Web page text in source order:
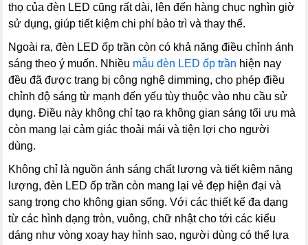
thọ của đèn LED cũng rất dài, lên đến hàng chục nghìn giờ
sử dụng, giúp tiết kiệm chi phí bảo trì và thay thế.
Ngoài ra, đèn LED ốp trần còn có khả năng điều chỉnh ánh
sáng theo ý muốn. Nhiều mẫu đèn LED ốp trần hiện nay
đều đã được trang bị công nghệ dimming, cho phép điều
chỉnh độ sáng từ mạnh đến yếu tùy thuộc vào nhu cầu sử
dụng. Điều này không chỉ tạo ra không gian sáng tối ưu mà
còn mang lại cảm giác thoải mái và tiện lợi cho người
dùng.
Không chỉ là nguồn ánh sáng chất lượng và tiết kiệm năng
lượng, đèn LED ốp trần còn mang lại vẻ đẹp hiện đại và
sang trọng cho không gian sống. Với các thiết kế đa dạng
từ các hình dạng tròn, vuông, chữ nhật cho tới các kiểu
dáng như vòng xoay hay hình sao, người dùng có thể lựa